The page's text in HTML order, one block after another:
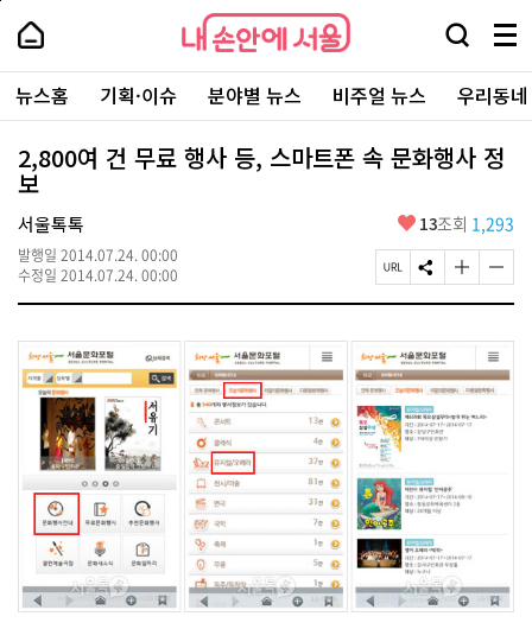
본
로
가
내
손
안
에
서
울
-
서
울
시
대
표
소
통
포
내
손
에
울
검
창
열
기
메
뉴
전
체
보
기
주
요
서
뉴스홈 기획·이슈 분야별 뉴스 비주얼 뉴스 우리동
2,800여 건 무료 행사 등, 스마트폰 속 문화행사 정
보
서울톡톡
발행일 2014.07.24. 00:00
수정일 2014.07.24. 00:00
좋
요
13조회 1,293
페
이
U
R
L
복
사
S
N
공
유
하
기
글
자
기
게
변
경
하
글
자
기
작
게
변
페
상
단
로